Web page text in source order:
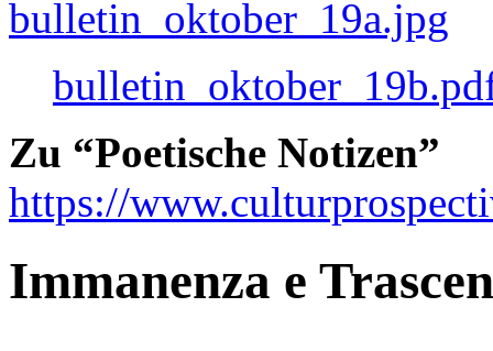
Zu “Poetische Notizen”
https://
Immanenza e